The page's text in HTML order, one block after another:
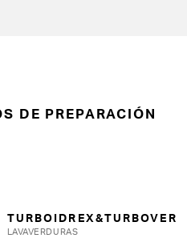
DE PREPARACIÓN
TURBOIDREX&TURBOVER
LAVAVERDURAS